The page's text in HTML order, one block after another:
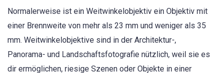
Normalerweise ist ein Weitwinkelobjektiv ein Objektiv mit
einer Brennweite von mehr als 23 mm und weniger als 35
mm. Weitwinkelobjektive sind in der Architektur-,
Panorama- und Landschaftsfotografie nützlich, weil sie es
dir ermöglichen, riesige Szenen oder Objekte in einer